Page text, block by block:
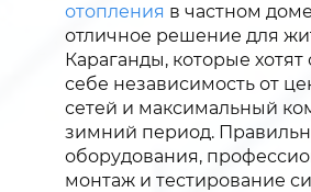
отопления в частном
отличное решение для
Караганды, которые хотят
себе независимость от
сетей и максимальный
зимний период.
оборудования,
монтаж и тестирование